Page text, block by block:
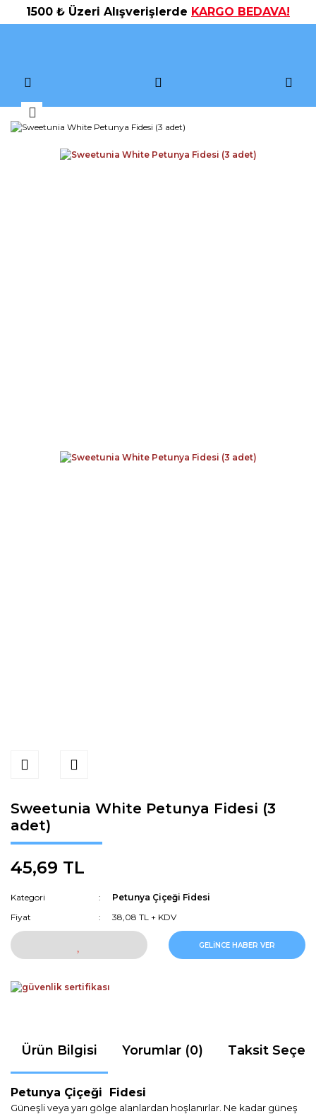
1500 ₺ Üzeri Alışverişlerde KARGO BEDAVA!
Sweetunia White Petunya Fidesi (3
adet)
45,69 TL
Kategori
Petunya Çiçeği Fidesi
Fiyat
38,08 TL + KDV
GELİNCE HABER VER
Ürün Bilgisi Yorumlar (0) Taksit
Petunya Çiçeği Fidesi
Güneşli veya yarı gölge alanlardan hoşlanırlar. Ne kadar güneş